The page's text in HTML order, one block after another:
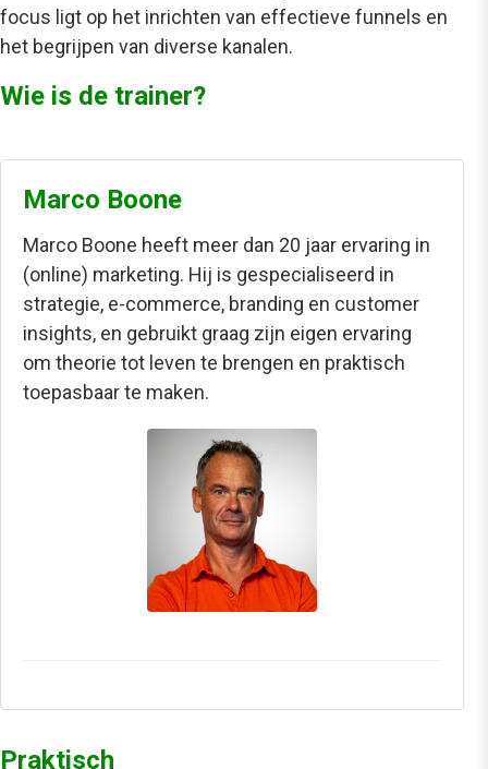
focus ligt op het inrichten van effectieve funnels en
het begrijpen van diverse kanalen.
Wie is de trainer?
Marco Boone
Marco Boone heeft meer dan 20 jaar ervaring in
(online) marketing. Hij is gespecialiseerd in
strategie, e-commerce, branding en customer
insights, en gebruikt graag zijn eigen ervaring
om theorie tot leven te brengen en praktisch
toepasbaar te maken.
Praktisch